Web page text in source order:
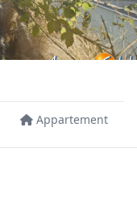
Appartement